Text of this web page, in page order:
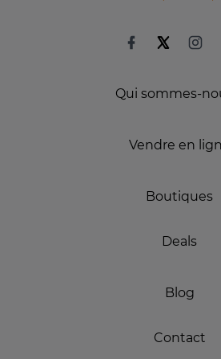
Qui sommes-
Vendre en
Boutiques
Deals
Blog
Contact